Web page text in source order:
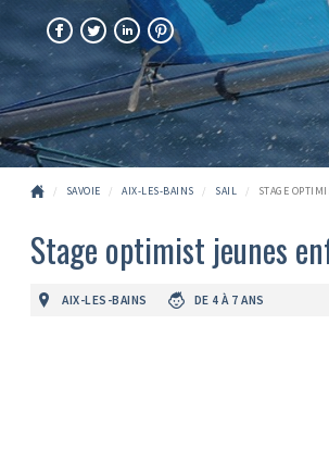
FACEBOOKTWITTERLINKEDINPINTEREST
SAVOIE AIX-LES-BAINS SAIL STAGE
Stage optimist jeunes
AIX-LES-BAINS DE 4 À 7 ANS